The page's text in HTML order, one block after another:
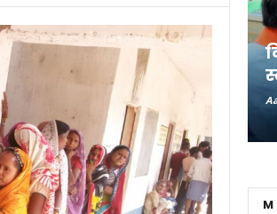
राजधानी पटना को अतिक्रमण
मुक्त करने का अभियान
Aadarshan Team August 5, 2026
0
M